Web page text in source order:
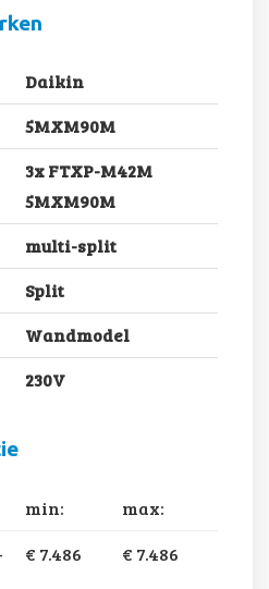
Daikin
5MXM90M
3x FTXP-M42M
5MXM90M
multi-split
Split
Wandmodel
230V
min:
max:
€ 7.486 € 7.486